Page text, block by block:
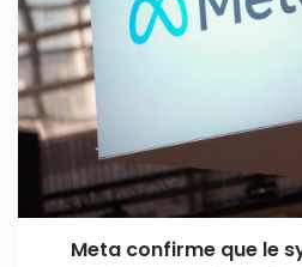
Meta confirme que le